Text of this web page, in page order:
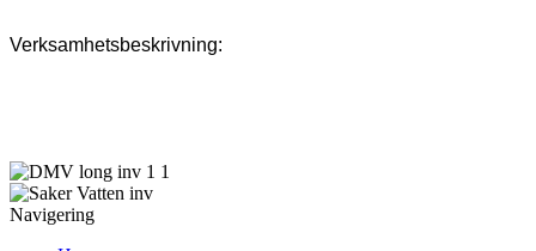
Verksamhetsbeskrivning:
Navigering